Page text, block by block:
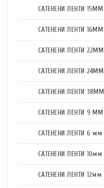
САТЕНЕНИ ЛЕНТИ 15ММ
САТЕНЕНИ ЛЕНТИ 16ММ
САТЕНЕНИ ЛЕНТИ 22ММ
САТЕНЕНИ ЛЕНТИ 24ММ
САТЕНЕНИ ЛЕНТИ 38ММ
САТЕНЕНИ ЛЕНТИ 9 ММ
САТЕНЕНИ ЛЕНТИ 6 мм
САТЕНЕНИ ЛЕНТИ 10мм
САТЕНЕНИ ЛЕНТИ 12мм